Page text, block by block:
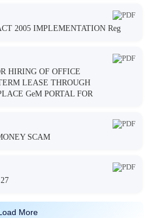
2005 IMPLEMENTATION Reg
HIRING OF OFFICE
LEASE THROUGH
GeM PORTAL FOR
SCAM
More